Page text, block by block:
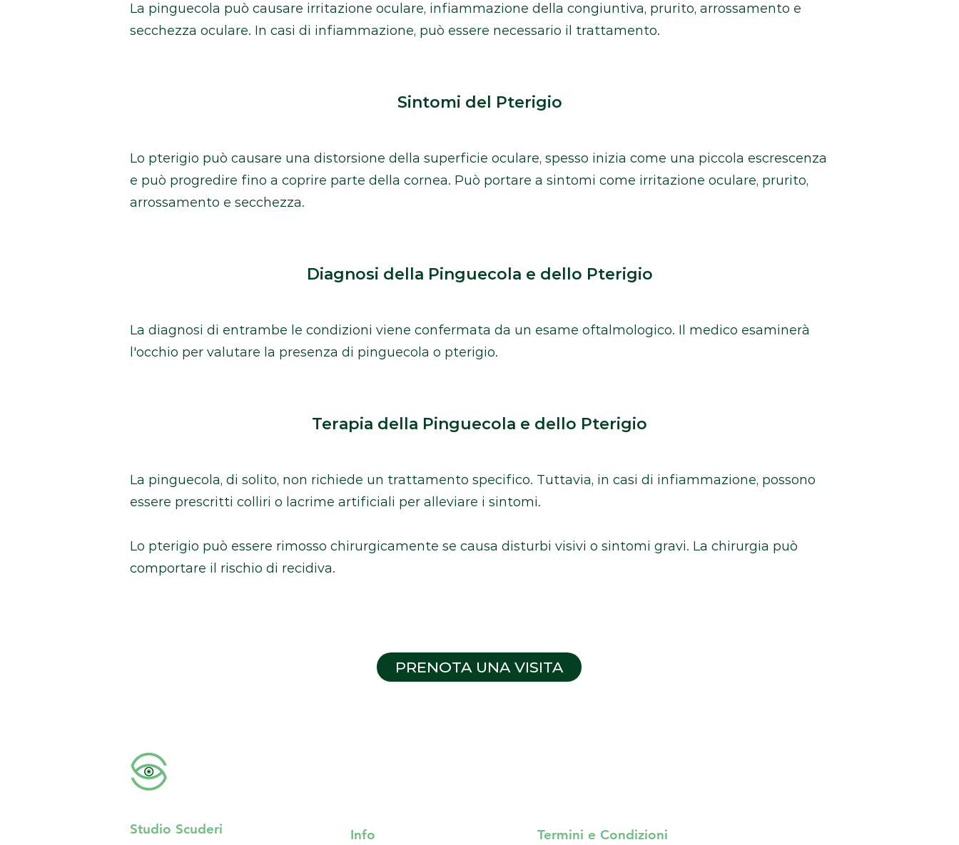
La pinguecola può causare irritazione oculare, infiammazione della congiuntiva, prurito, arrossamento e
secchezza oculare. In casi di infiammazione, può essere necessario il trattamento.
Sintomi del Pterigio
Lo pterigio può causare una distorsione della superficie oculare, spesso inizia come una piccola escrescenza
e può progredire fino a coprire parte della cornea. Può portare a sintomi come irritazione oculare, prurito,
arrossamento e secchezza.
Diagnosi della Pinguecola e dello Pterigio
La diagnosi di entrambe le condizioni viene confermata da un esame oftalmologico. Il medico esaminerà
l'occhio per valutare la presenza di pinguecola o pterigio.
Terapia della Pinguecola e dello Pterigio
La pinguecola, di solito, non richiede un trattamento specifico. Tuttavia, in casi di infiammazione, possono
essere prescritti colliri o lacrime artificiali per alleviare i sintomi.
Lo pterigio può essere rimosso chirurgicamente se causa disturbi visivi o sintomi gravi. La chirurgia può
comportare il rischio di recidiva.
PRENOTA UNA VISITA
Studio Scuderi Info Termini e Condizioni